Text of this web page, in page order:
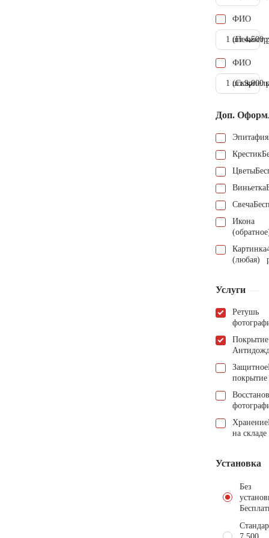
ФИО
1 шт.4.500
ФИО
1 шт.9.000
Доп.
Эпитафия
Крестик
Цветы
Виньетка
Свеча
Икона
Картинка
(любая)
Услуги
Ретушь
Покрытие
Защитное
покрытие
Хранение
на складе
Установка
Без